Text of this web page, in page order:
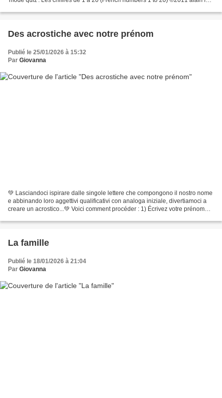
Des acrostiche avec notre prénom
Publié le 25/01/2026 à 15:32
Par Giovanna
💚 Lasciandoci ispirare dalle singole lettere che compongono il nostro nome
e abbinando loro aggettivi qualificativi con analoga iniziale, divertiamoci a
creare un acrostico...💚 Voici comment procéder : 1) Écrivez votre prénom
La famille
Publié le 18/01/2026 à 21:04
Par Giovanna